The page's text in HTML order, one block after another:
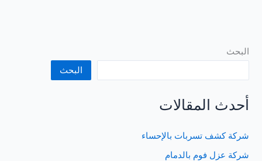
البحث
البحث
أحدث المقالات
شركة كشف تسربات بالإحساء
شركة عزل فوم بالدمام